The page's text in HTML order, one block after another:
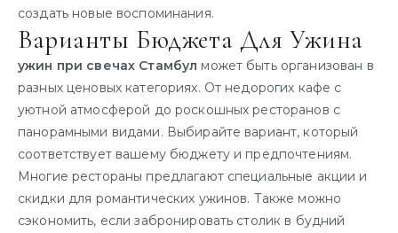
создать новые воспоминания.
Варианты Бюджета Для Ужина
ужин при свечах Стамбул может быть организован в
разных ценовых категориях. От недорогих кафе с
уютной атмосферой до роскошных ресторанов с
панорамными видами. Выбирайте вариант, который
соответствует вашему бюджету и предпочтениям.
Многие рестораны предлагают специальные акции и
скидки для романтических ужинов. Также можно
сэкономить, если забронировать столик в будний